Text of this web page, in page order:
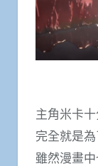
主角米卡
完全就是
雖然漫畫